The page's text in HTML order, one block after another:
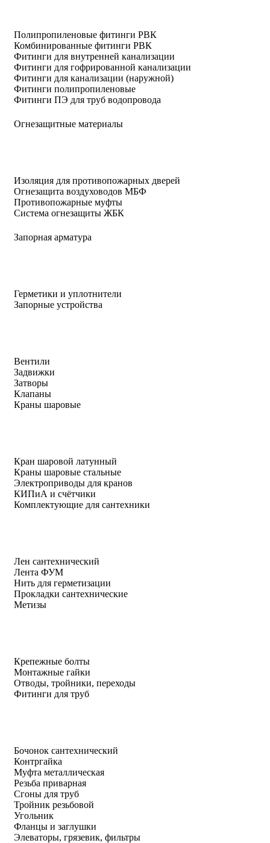
Полипропиленовые фитинги РВК
Комбинированные фитинги РВК
Фитинги для внутренней канализации
Фитинги для гофрированной канализации
Фитинги для канализации (наружной)
Фитинги полипропиленовые
Фитинги ПЭ для труб водопровода
Огнезащитные материалы
Изоляция для противопожарных дверей
Огнезащита воздуховодов МБФ
Противопожарные муфты
Система огнезащиты ЖБК
Запорная арматура
Герметики и уплотнители
Запорные устройства
Вентили
Задвижки
Затворы
Клапаны
Краны шаровые
Кран шаровой латунный
Краны шаровые стальные
Электроприводы для кранов
КИПиА и счётчики
Комплектующие для сантехники
Лен сантехнический
Лента ФУМ
Нить для герметизации
Прокладки сантехнические
Метизы
Крепежные болты
Монтажные гайки
Отводы, тройники, переходы
Фитинги для труб
Бочонок сантехнический
Контргайка
Муфта металлическая
Резьба приварная
Сгоны для труб
Тройник резьбовой
Угольник
Фланцы и заглушки
Элеваторы, грязевик, фильтры